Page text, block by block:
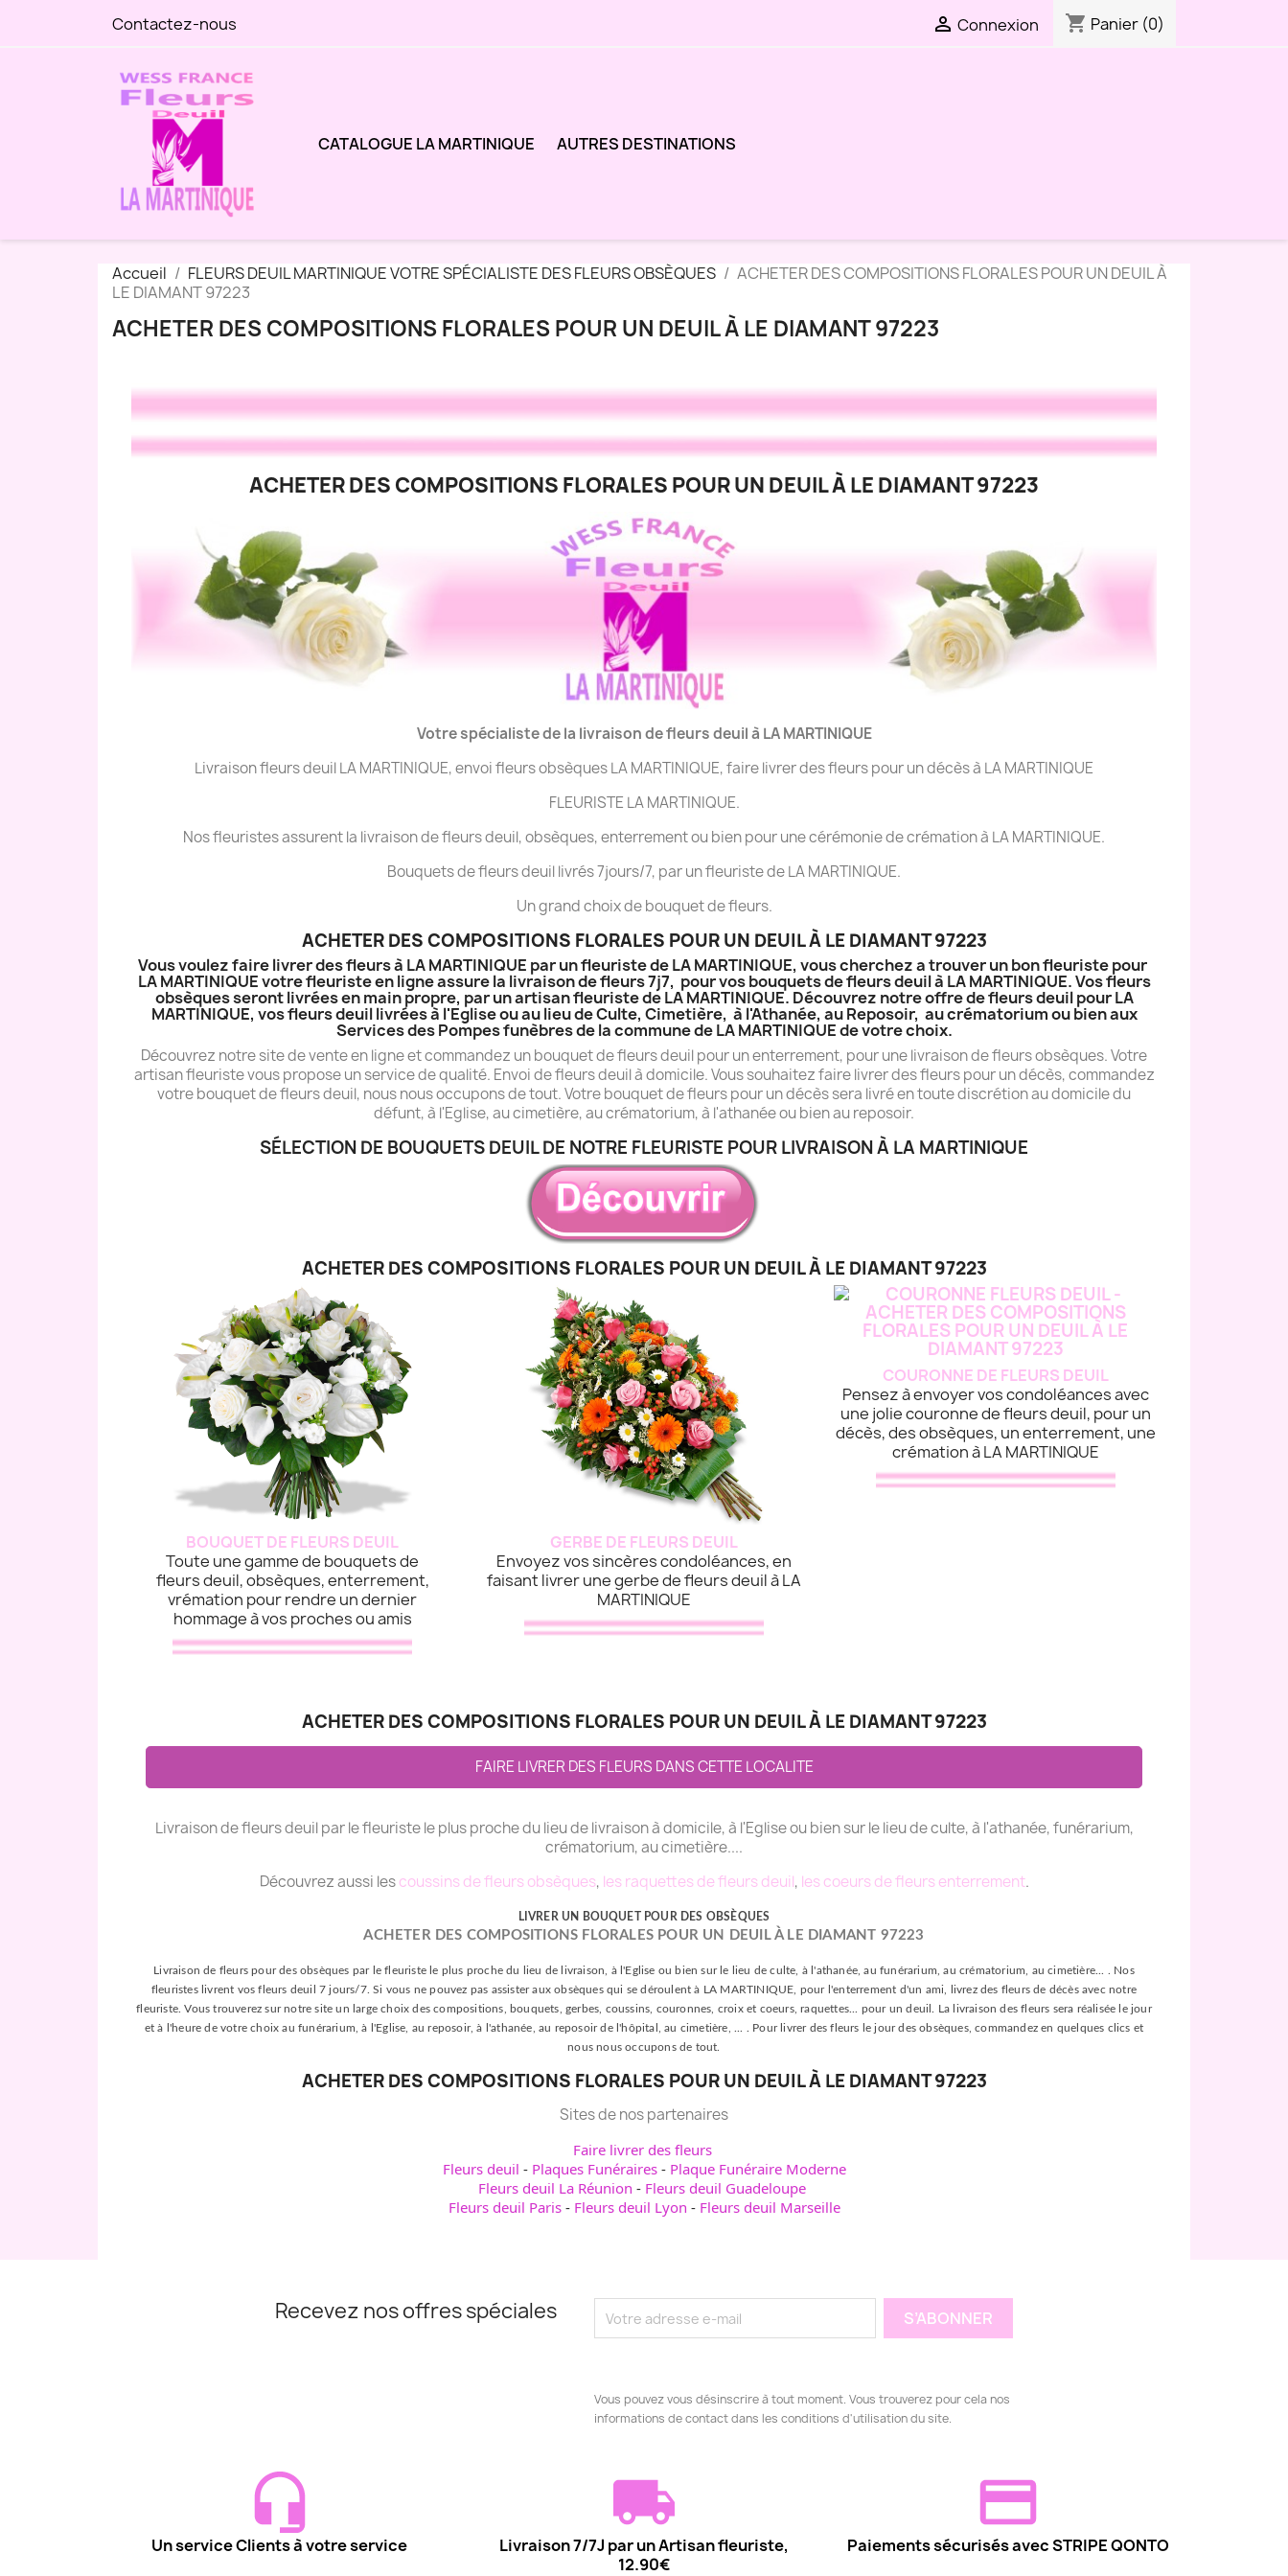
Contactez-nous  Connexion shopping_cart Panier (0)
CATALOGUE LA MARTINIQUE AUTRES DESTINATIONS
Accueil FLEURS DEUIL MARTINIQUE VOTRE SPÉCIALISTE DES FLEURS OBSÈQUES
ACHETER DES COMPOSITIONS FLORALES POUR UN DEUIL À
LE DIAMANT 97223
ACHETER DES COMPOSITIONS FLORALES POUR UN DEUIL À LE DIAMANT 97223
ACHETER DES COMPOSITIONS FLORALES POUR UN DEUIL À LE DIAMANT 97223
Votre spécialiste de la livraison de fleurs deuil à LA MARTINIQUE
Livraison fleurs deuil LA MARTINIQUE, envoi fleurs obsèques LA MARTINIQUE, faire livrer des fleurs pour un décès à LA MARTINIQUE
FLEURISTE LA MARTINIQUE.
Nos fleuristes assurent la livraison de fleurs deuil, obsèques, enterrement ou bien pour une cérémonie de crémation à LA MARTINIQUE.
Bouquets de fleurs deuil livrés 7jours/7, par un fleuriste de LA MARTINIQUE.
Un grand choix de bouquet de fleurs.
ACHETER DES COMPOSITIONS FLORALES POUR UN DEUIL À LE DIAMANT 97223
Vous voulez faire livrer des fleurs à LA MARTINIQUE par un fleuriste de LA MARTINIQUE, vous cherchez a trouver un bon fleuriste pour
LA MARTINIQUE votre fleuriste en ligne assure la livraison de fleurs 7j7, pour vos bouquets de fleurs deuil à LA MARTINIQUE. Vos fleurs
obsèques seront livrées en main propre, par un artisan fleuriste de LA MARTINIQUE. Découvrez notre offre de fleurs deuil pour LA
MARTINIQUE, vos fleurs deuil livrées à l'Eglise ou au lieu de Culte, Cimetière, à l'Athanée, au Reposoir, au crématorium ou bien aux
Services des Pompes funèbres de la commune de LA MARTINIQUE de votre choix.
Découvrez notre site de vente en ligne et commandez un bouquet de fleurs deuil pour un enterrement, pour une livraison de fleurs obsèques. Votre
artisan fleuriste vous propose un service de qualité. Envoi de fleurs deuil à domicile. Vous souhaitez faire livrer des fleurs pour un décès, commandez
votre bouquet de fleurs deuil, nous nous occupons de tout. Votre bouquet de fleurs pour un décès sera livré en toute discrétion au domicile du
défunt, à l'Eglise, au cimetière, au crématorium, à l'athanée ou bien au reposoir.
SÉLECTION DE BOUQUETS DEUIL DE NOTRE FLEURISTE POUR LIVRAISON À LA MARTINIQUE
ACHETER DES COMPOSITIONS FLORALES POUR UN DEUIL À LE DIAMANT 97223
BOUQUET DE FLEURS DEUIL
Toute une gamme de bouquets de
fleurs deuil, obsèques, enterrement,
vrémation pour rendre un dernier
hommage à vos proches ou amis
GERBE DE FLEURS DEUIL
Envoyez vos sincères condoléances, en
faisant livrer une gerbe de fleurs deuil à LA
MARTINIQUE
COURONNE DE FLEURS DEUIL
Pensez à envoyer vos condoléances avec
une jolie couronne de fleurs deuil, pour un
décès, des obsèques, un enterrement, une
crémation à LA MARTINIQUE
ACHETER DES COMPOSITIONS FLORALES POUR UN DEUIL À LE DIAMANT 97223
FAIRE LIVRER DES FLEURS DANS CETTE LOCALITE
Livraison de fleurs deuil par le fleuriste le plus proche du lieu de livraison à domicile, à l'Eglise ou bien sur le lieu de culte, à l'athanée, funérarium,
crématorium, au cimetière....
Découvrez aussi lescoussins de fleurs obsèques, les raquettes de fleurs deuil, les coeurs de fleurs enterrement.
LIVRER UN BOUQUET POUR DES OBSÈQUES
ACHETER DES COMPOSITIONS FLORALES POUR UN DEUIL À LE DIAMANT 97223
Livraison de fleurs pour des obsèques par le fleuriste le plus proche du lieu de livraison, à l'Eglise ou bien sur le lieu de culte, à l'athanée, au funérarium, au crématorium, au cimetière... . Nos
fleuristes livrent vos fleurs deuil 7 jours/7. Si vous ne pouvez pas assister aux obsèques qui se déroulent à LA MARTINIQUE, pour l'enterrement d'un ami, livrez des fleurs de décès avec notre
fleuriste. Vous trouverez sur notre site un large choix des compositions, bouquets, gerbes, coussins, couronnes, croix et coeurs, raquettes... pour un deuil. La livraison des fleurs sera réalisée le jour
et à l'heure de votre choix au funérarium, à l'Eglise, au reposoir, à l'athanée, au reposoir de l'hôpital, au cimetière, ... . Pour livrer des fleurs le jour des obsèques, commandez en quelques clics et
nous nous occupons de tout.
ACHETER DES COMPOSITIONS FLORALES POUR UN DEUIL À LE DIAMANT 97223
Sites de nos partenaires
Faire livrer des fleurs
Fleurs deuil - Plaques Funéraires- Plaque Funéraire Moderne
Fleurs deuil La Réunion - Fleurs deuil Guadeloupe
Fleurs deuil Paris- Fleurs deuil Lyon - Fleurs deuil Marseille
Recevez nos offres spéciales
Vous pouvez vous désinscrire à tout moment. Vous trouverez pour cela nos
informations de contact dans les conditions d'utilisation du site.
Un service Clients à votre service
Livraison 7/7J par un Artisan fleuriste,
12.90€
Paiements sécurisés avec STRIPE QONTO